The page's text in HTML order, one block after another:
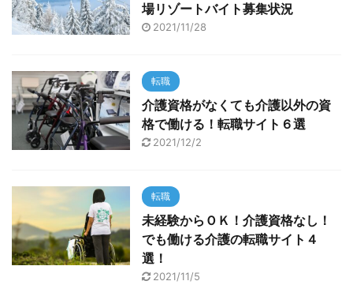
場リゾートバイト募集状況
2021/11/28
転職
介護資格がなくても介護以外の資
格で働ける！転職サイト６選
2021/12/2
転職
未経験からＯＫ！介護資格なし！
でも働ける介護の転職サイト４
選！
2021/11/5